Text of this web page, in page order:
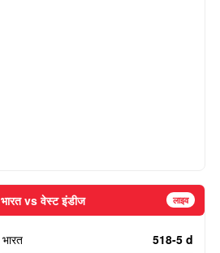
भारत vs वेस्ट इंडीज लाइव
भारत
518-5 d